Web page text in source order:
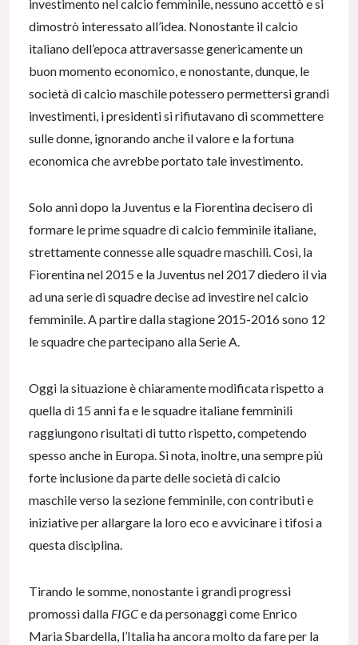
investimento nel calcio femminile, nessuno accettò e si
dimostrò interessato all’idea. Nonostante il calcio
italiano dell’epoca attraversasse genericamente un
buon momento economico, e nonostante, dunque, le
società di calcio maschile potessero permettersi grandi
investimenti, i presidenti si rifiutavano di scommettere
sulle donne, ignorando anche il valore e la fortuna
economica che avrebbe portato tale investimento.
Solo anni dopo la Juventus e la Fiorentina decisero di
formare le prime squadre di calcio femminile italiane,
strettamente connesse alle squadre maschili. Così, la
Fiorentina nel 2015 e la Juventus nel 2017 diedero il via
ad una serie di squadre decise ad investire nel calcio
femminile. A partire dalla stagione 2015-2016 sono 12
le squadre che partecipano alla Serie A.
Oggi la situazione è chiaramente modificata rispetto a
quella di 15 anni fa e le squadre italiane femminili
raggiungono risultati di tutto rispetto, competendo
spesso anche in Europa. Si nota, inoltre, una sempre più
forte inclusione da parte delle società di calcio
maschile verso la sezione femminile, con contributi e
iniziative per allargare la loro eco e avvicinare i tifosi a
questa disciplina.
Tirando le somme, nonostante i grandi progressi
promossi dalla FIGCe da personaggi come Enrico
Maria Sbardella, l’Italia ha ancora molto da fare per la